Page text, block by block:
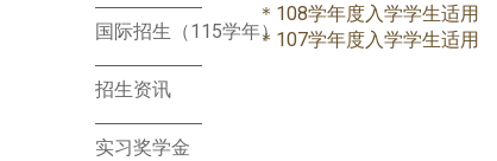
国际招生（115学年）
招生资讯
实习奖学金
＊108学年度入学学生适用
＊107学年度入学学生适用